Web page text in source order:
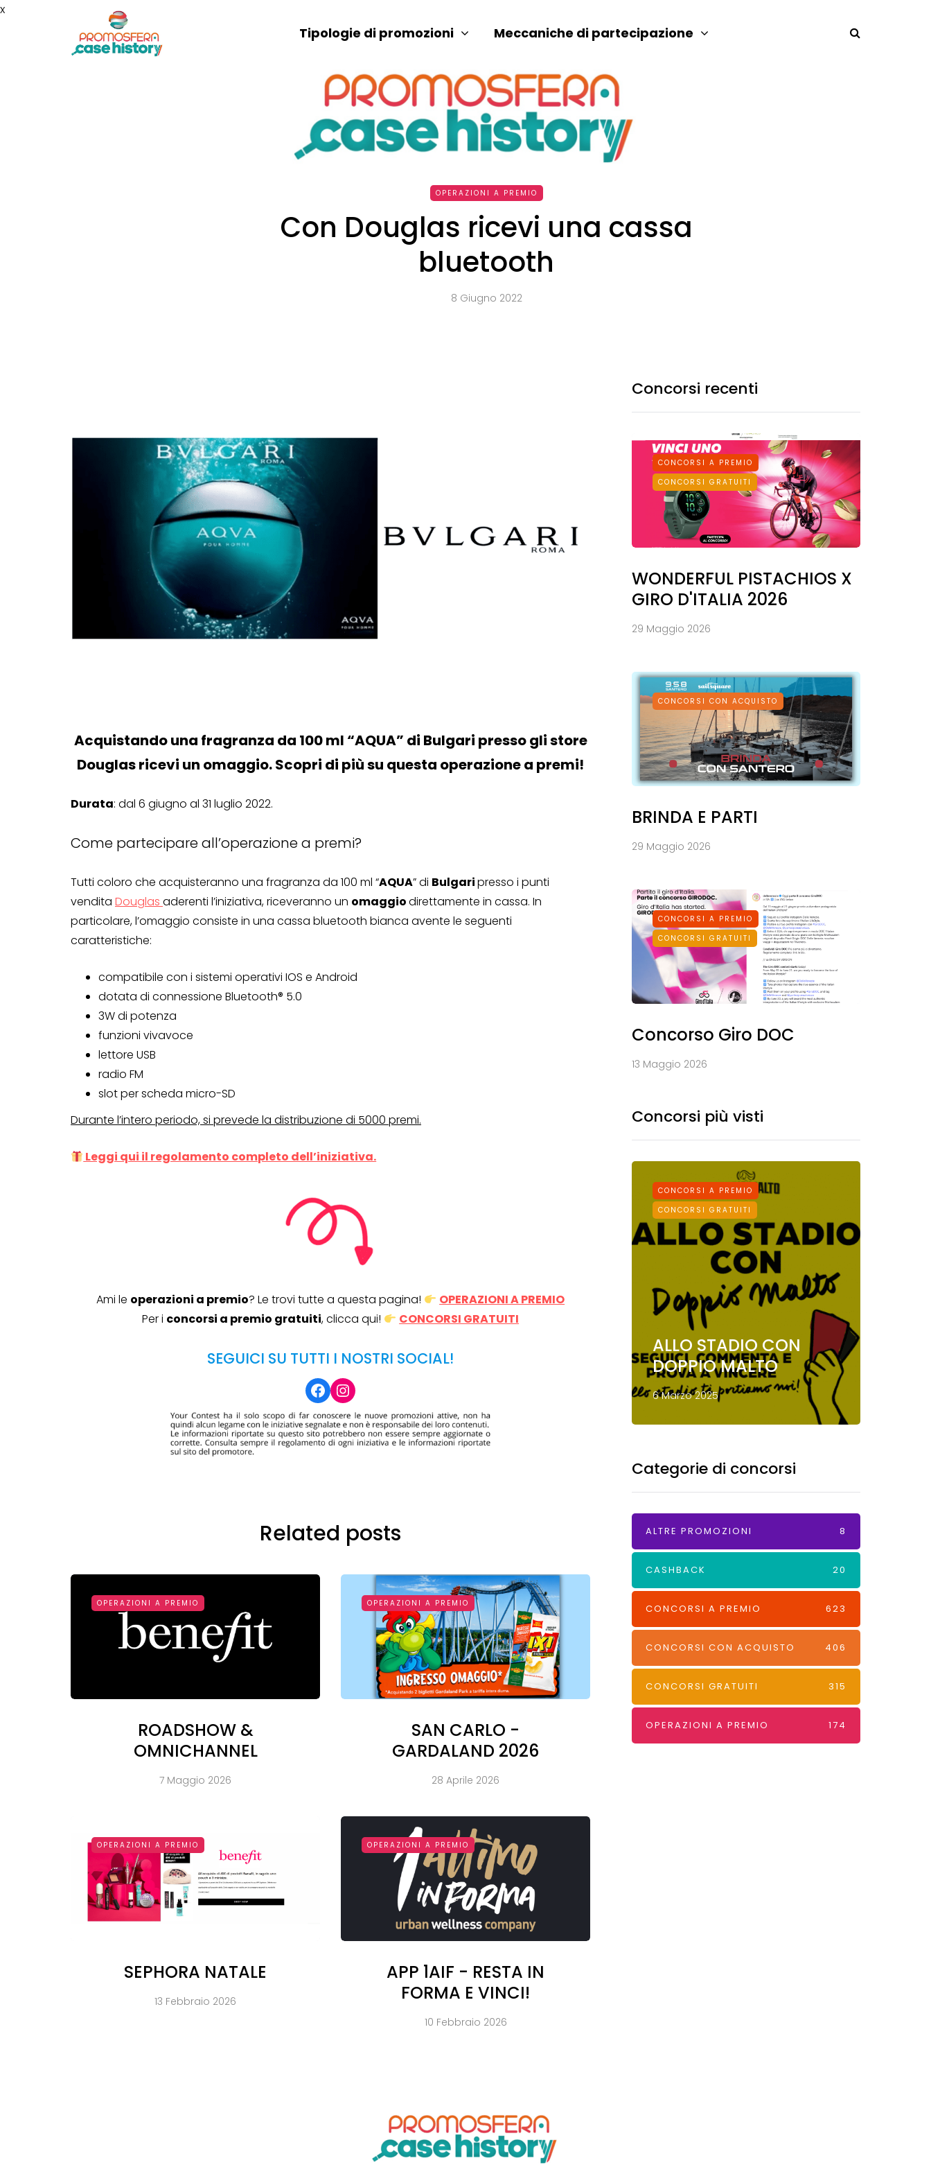
x
Tipologie di promozioni Meccaniche di partecipazione
OPERAZIONI A PREMIO
Con Douglas ricevi una cassa
bluetooth
8 Giugno 2022
Acquistando una fragranza da 100 ml “AQUA” di Bulgari presso gli store
Douglas ricevi un omaggio. Scopri di più su questa operazione a premi!
Durata: dal 6 giugno al 31 luglio 2022.
Come partecipare all’operazione a premi?
Tutti coloro che acquisteranno una fragranza da 100 ml “AQUA” di Bulgaripresso i punti
vendita Douglas aderenti l’iniziativa, riceveranno un omaggiodirettamente in cassa. In
particolare, l’omaggio consiste in una cassa bluetooth bianca avente le seguenti
caratteristiche:
compatibile con i sistemi operativi IOS e Android
dotata di connessione Bluetooth® 5.0
3W di potenza
funzioni vivavoce
lettore USB
radio FM
slot per scheda micro-SD
Durante l’intero periodo, si prevede la distribuzione di 5000 premi.
Leggi qui il regolamento completo dell’iniziativa.
Ami le operazioni a premio? Le trovi tutte a questa pagina!
OPERAZIONI A PREMIO
Per i concorsi a premio gratuiti, clicca qui! CONCORSI GRATUITI
SEGUICI SU TUTTI I NOSTRI SOCIAL!
Facebook
Instagram
Related posts
OPERAZIONI A PREMIO
ROADSHOW &
OMNICHANNEL
7 Maggio 2026
OPERAZIONI A PREMIO
SAN CARLO -
GARDALAND 2026
28 Aprile 2026
OPERAZIONI A PREMIO
SEPHORA NATALE
13 Febbraio 2026
OPERAZIONI A PREMIO
APP 1AIF - RESTA IN
FORMA E VINCI!
10 Febbraio 2026
Concorsi recenti
CONCORSI A PREMIO
CONCORSI GRATUITI
WONDERFUL PISTACHIOS X
GIRO D'ITALIA 2026
29 Maggio 2026
CONCORSI CON ACQUISTO
BRINDA E PARTI
29 Maggio 2026
CONCORSI A PREMIO
CONCORSI GRATUITI
Concorso Giro DOC
13 Maggio 2026
Concorsi più visti
CONCORSI CON ACQUISTO
Genertel e
Genertellife ti
in buoni!
Operazione a premio
2022”
CONCORSI A PREMIO
CONCORSI GRATUITI
ALLO STADIO CON
DOPPIO MALTO
6 Marzo 2025
Categorie di concorsi
ALTRE PROMOZIONI 8
CASHBACK 20
CONCORSI A PREMIO 623
CONCORSI CON ACQUISTO 406
CONCORSI GRATUITI 315
OPERAZIONI A PREMIO 174